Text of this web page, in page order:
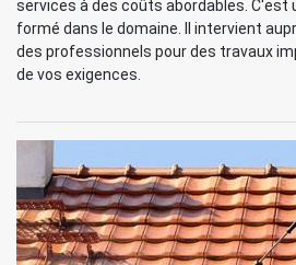
services à des coûts abordables. C'est
formé dans le domaine. Il intervient
des professionnels pour des travaux
de vos exigences.